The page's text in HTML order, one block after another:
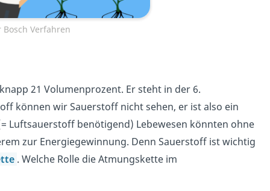
Bosch Verfahren
21 Volumenprozent. Er steht in der 6.
können wir Sauerstoff nicht sehen, er ist also ein
Luftsauerstoff benötigend) Lebewesen könnten ohne
zur Energiegewinnung. Denn Sauerstoff ist wichtig
. Welche Rolle die Atmungskette im